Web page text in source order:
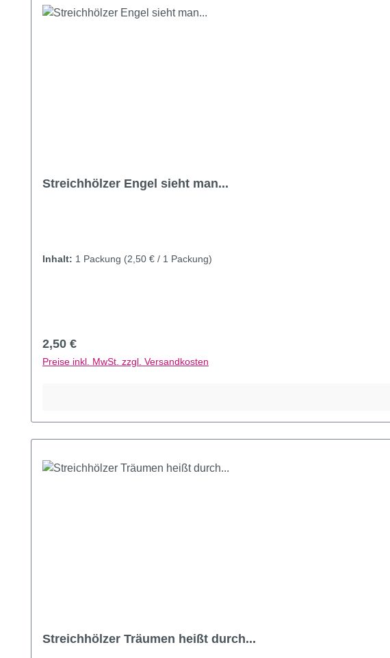
Streichhölzer Engel sieht man...
Inhalt: 1 Packung (2,50 € / 1 Packung)
Regulärer Preis:
2,50 €
Preise inkl. MwSt. zzgl. Versandkosten
Streichhölzer Träumen heißt durch...